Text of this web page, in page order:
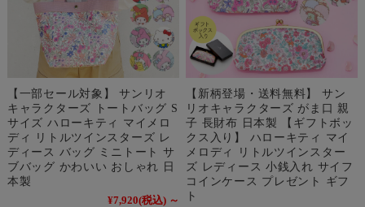
【一部セール対象】 サンリオ
キャラクターズ トートバッグ S
サイズ ハローキティ マイメロ
ディ リトルツインスターズ レ
ディース バッグ ミニトート サ
ブバッグ かわいい おしゃれ 日
本製
¥7,920(税込) ～
【新柄登場・送料無料】 サン
リオキャラクターズ がま口 親
子 長財布 日本製 【ギフトボッ
クス入り】 ハローキティ マイ
メロディ リトルツインスター
ズ レディース 小銭入れ サイフ
コインケース プレゼント ギフ
ト